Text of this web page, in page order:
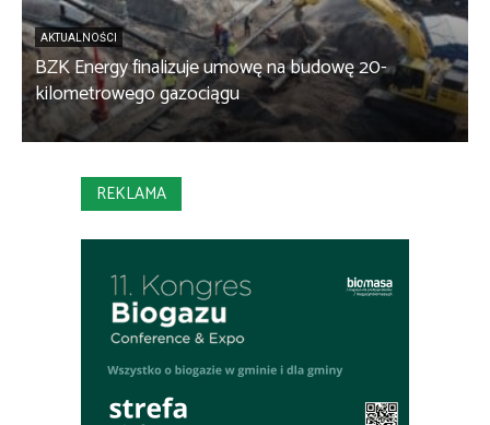
AKTUALNOŚCI
BZK Energy finalizuje umowę na budowę 20-
kilometrowego gazociągu
REKLAMA